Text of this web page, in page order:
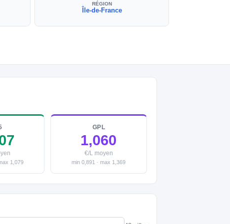
RÉGION
Île-de-France
1,079
GPL
1,060
€/L moyen
min 0,891 · max 1,369